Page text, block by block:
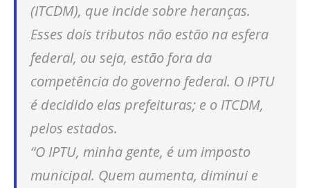
(ITCDM), que incide sobre heranças.
Esses dois tributos não estão na esfera
federal, ou seja, estão fora da
competência do governo federal. O IPTU
é decidido elas prefeituras; e o ITCDM,
pelos estados.
“O IPTU, minha gente, é um imposto
municipal. Quem aumenta, diminui e